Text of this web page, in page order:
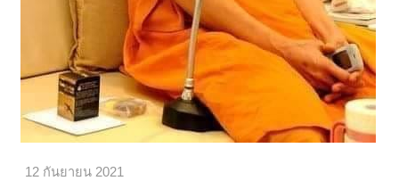
12 กันยายน 2021